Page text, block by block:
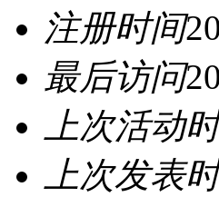
注册时间
最后访问
上次活动
上次发表